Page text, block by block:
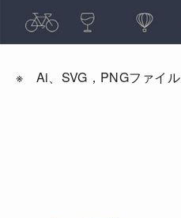
※ Ai、SVG，PNGファイル